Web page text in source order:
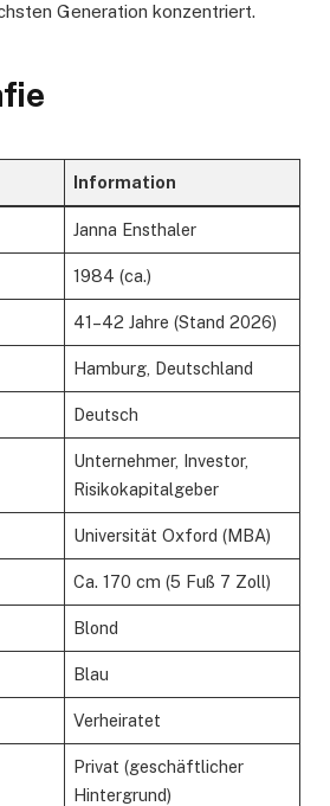
Generation konzentriert.
Information
Janna Ensthaler
1984 (ca.)
41–42 Jahre (Stand 2026)
Hamburg, Deutschland
Deutsch
Unternehmer, Investor,
Risikokapitalgeber
Universität Oxford (MBA)
Ca. 170 cm (5 Fuß 7 Zoll)
Blond
Blau
Verheiratet
Privat (geschäftlicher
Hintergrund)